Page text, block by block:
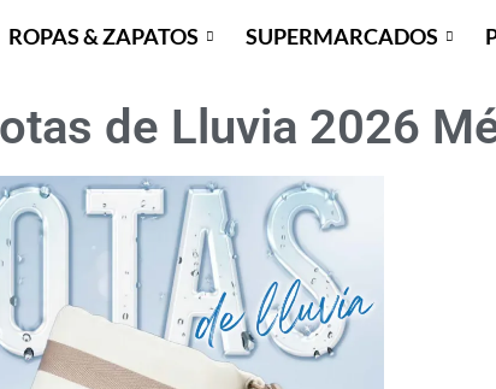
ROPAS & ZAPATOS SUPERMARCADOS
de Lluvia 2026